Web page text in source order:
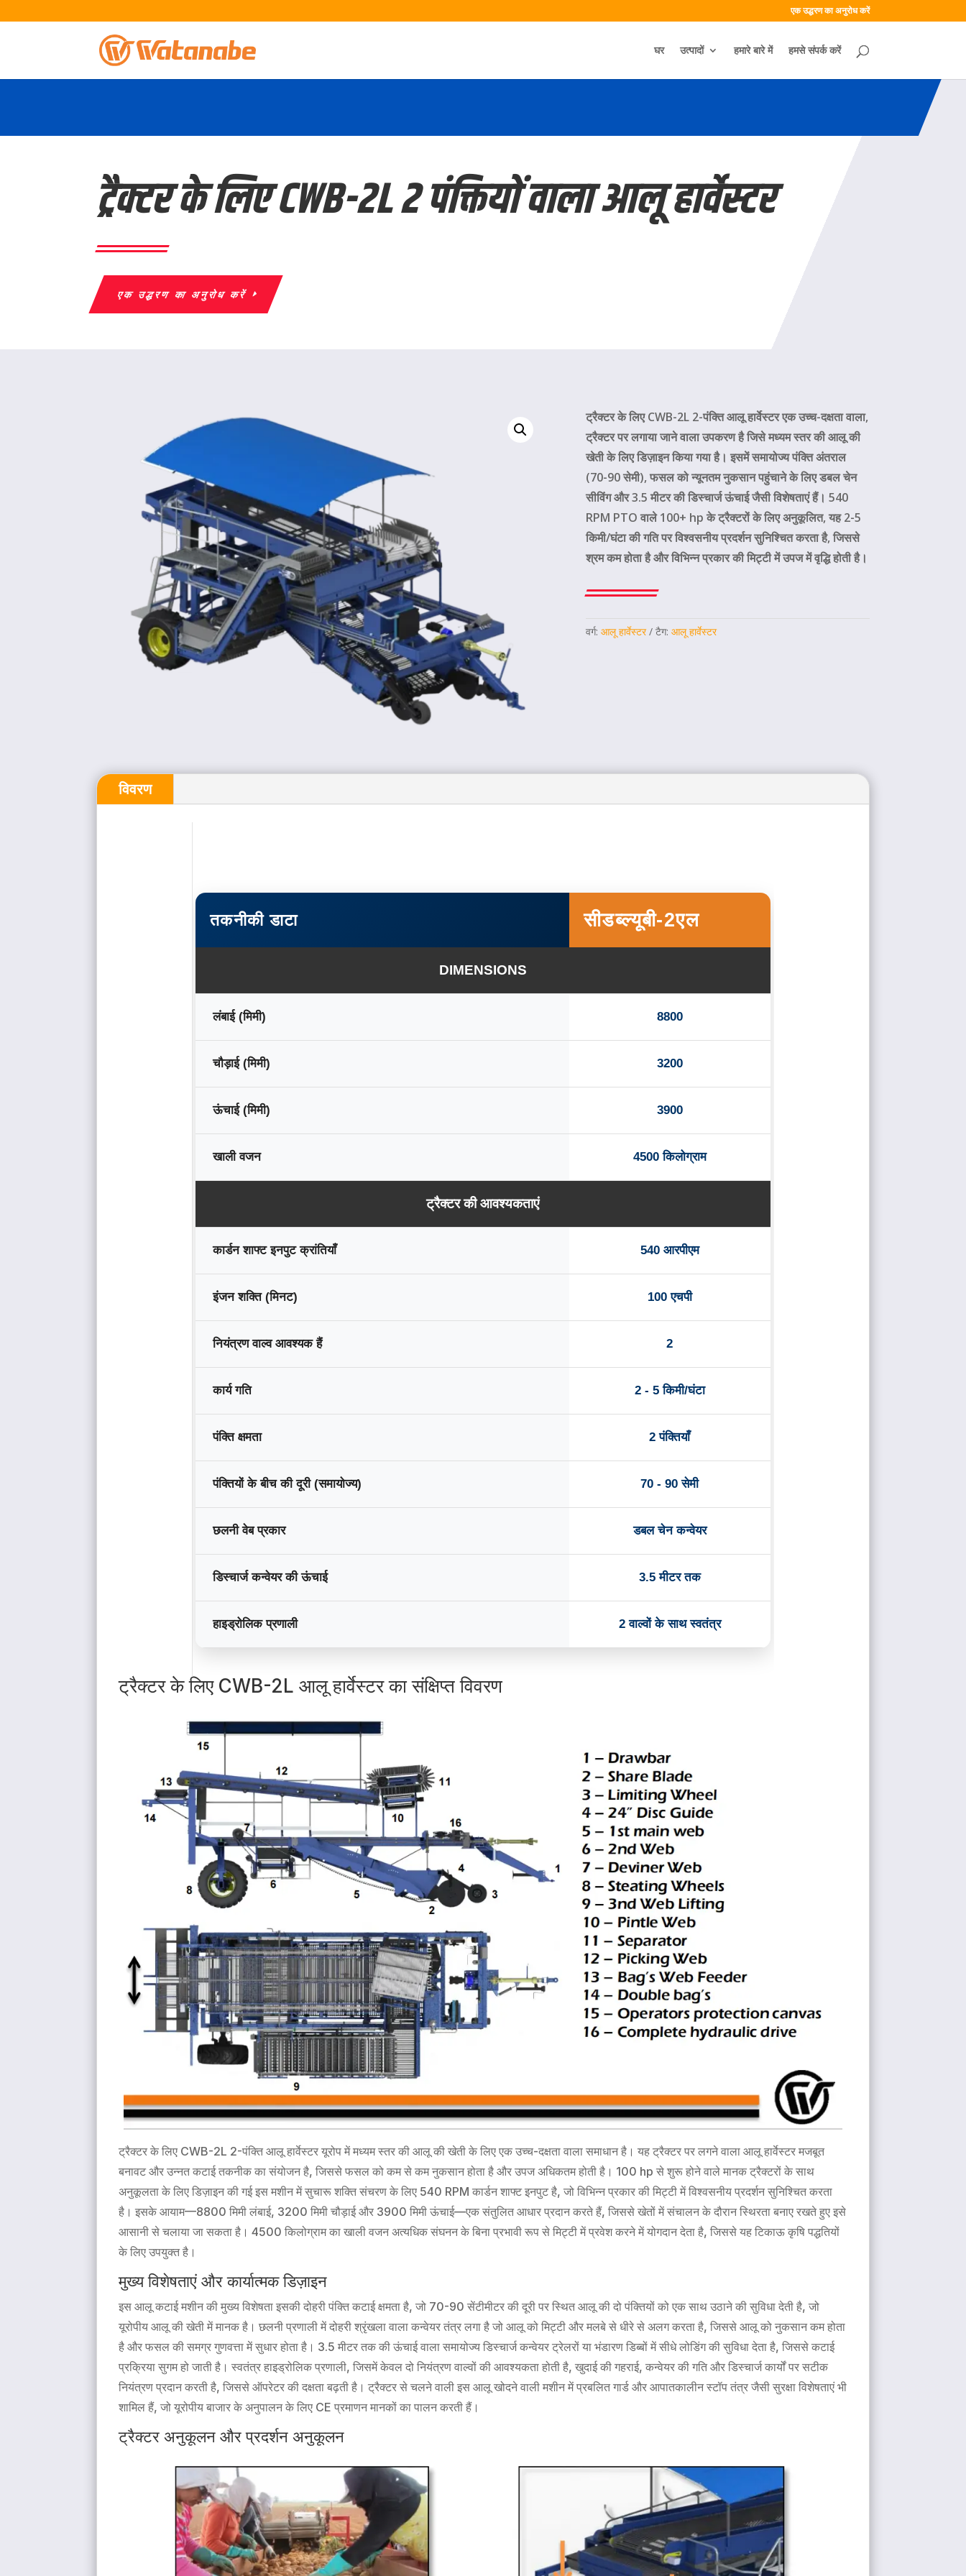
एक उद्धरण का अनुरोध करें
घर उत्पादों हमारे बारे में हमसे संपर्क करें
ट्रैक्टर के लिए CWB-2L 2 पंक्तियों वाला आलू हार्वेस्टर
एक उद्धरण का अनुरोध करें
ट्रैक्टर के लिए CWB-2L 2-पंक्ति आलू हार्वेस्टर एक उच्च-दक्षता वाला,
ट्रैक्टर पर लगाया जाने वाला उपकरण है जिसे मध्यम स्तर की आलू की
खेती के लिए डिज़ाइन किया गया है। इसमें समायोज्य पंक्ति अंतराल
(70-90 सेमी), फसल को न्यूनतम नुकसान पहुंचाने के लिए डबल चेन
सीविंग और 3.5 मीटर की डिस्चार्ज ऊंचाई जैसी विशेषताएं हैं। 540
RPM PTO वाले 100+ hp के ट्रैक्टरों के लिए अनुकूलित, यह 2-5
किमी/घंटा की गति पर विश्वसनीय प्रदर्शन सुनिश्चित करता है, जिससे
श्रम कम होता है और विभिन्न प्रकार की मिट्टी में उपज में वृद्धि होती है।
वर्ग: आलू हार्वेस्टर टैग: आलू हार्वेस्टर
विवरण
तकनीकी डाटा सीडब्ल्यूबी-2एल
DIMENSIONS
लंबाई (मिमी) 8800
चौड़ाई (मिमी) 3200
ऊंचाई (मिमी) 3900
खाली वजन 4500 किलोग्राम
ट्रैक्टर की आवश्यकताएं
कार्डन शाफ्ट इनपुट क्रांतियाँ 540 आरपीएम
इंजन शक्ति (मिनट) 100 एचपी
नियंत्रण वाल्व आवश्यक हैं 2
कार्य गति 2 - 5 किमी/घंटा
पंक्ति क्षमता 2 पंक्तियाँ
पंक्तियों के बीच की दूरी (समायोज्य) 70 - 90 सेमी
छलनी वेब प्रकार डबल चेन कन्वेयर
डिस्चार्ज कन्वेयर की ऊंचाई 3.5 मीटर तक
हाइड्रोलिक प्रणाली 2 वाल्वों के साथ स्वतंत्र
ट्रैक्टर के लिए CWB-2L आलू हार्वेस्टर का संक्षिप्त विवरण
ट्रैक्टर के लिए CWB-2L 2-पंक्ति आलू हार्वेस्टर यूरोप में मध्यम स्तर की आलू की खेती के लिए एक उच्च-दक्षता वाला समाधान है। यह ट्रैक्टर पर लगने वाला आलू हार्वेस्टर मजबूत
बनावट और उन्नत कटाई तकनीक का संयोजन है, जिससे फसल को कम से कम नुकसान होता है और उपज अधिकतम होती है। 100 hp से शुरू होने वाले मानक ट्रैक्टरों के साथ
अनुकूलता के लिए डिज़ाइन की गई इस मशीन में सुचारू शक्ति संचरण के लिए 540 RPM कार्डन शाफ्ट इनपुट है, जो विभिन्न प्रकार की मिट्टी में विश्वसनीय प्रदर्शन सुनिश्चित करता
है। इसके आयाम—8800 मिमी लंबाई, 3200 मिमी चौड़ाई और 3900 मिमी ऊंचाई—एक संतुलित आधार प्रदान करते हैं, जिससे खेतों में संचालन के दौरान स्थिरता बनाए रखते हुए इसे
आसानी से चलाया जा सकता है। 4500 किलोग्राम का खाली वजन अत्यधिक संघनन के बिना प्रभावी रूप से मिट्टी में प्रवेश करने में योगदान देता है, जिससे यह टिकाऊ कृषि पद्धतियों
के लिए उपयुक्त है।
मुख्य विशेषताएं और कार्यात्मक डिज़ाइन
इस आलू कटाई मशीन की मुख्य विशेषता इसकी दोहरी पंक्ति कटाई क्षमता है, जो 70-90 सेंटीमीटर की दूरी पर स्थित आलू की दो पंक्तियों को एक साथ उठाने की सुविधा देती है, जो
यूरोपीय आलू की खेती में मानक है। छलनी प्रणाली में दोहरी श्रृंखला वाला कन्वेयर तंत्र लगा है जो आलू को मिट्टी और मलबे से धीरे से अलग करता है, जिससे आलू को नुकसान कम होता
है और फसल की समग्र गुणवत्ता में सुधार होता है। 3.5 मीटर तक की ऊंचाई वाला समायोज्य डिस्चार्ज कन्वेयर ट्रेलरों या भंडारण डिब्बों में सीधे लोडिंग की सुविधा देता है, जिससे कटाई
प्रक्रिया सुगम हो जाती है। स्वतंत्र हाइड्रोलिक प्रणाली, जिसमें केवल दो नियंत्रण वाल्वों की आवश्यकता होती है, खुदाई की गहराई, कन्वेयर की गति और डिस्चार्ज कार्यों पर सटीक
नियंत्रण प्रदान करती है, जिससे ऑपरेटर की दक्षता बढ़ती है। ट्रैक्टर से चलने वाली इस आलू खोदने वाली मशीन में प्रबलित गार्ड और आपातकालीन स्टॉप तंत्र जैसी सुरक्षा विशेषताएं भी
शामिल हैं, जो यूरोपीय बाजार के अनुपालन के लिए CE प्रमाणन मानकों का पालन करती हैं।
ट्रैक्टर अनुकूलन और प्रदर्शन अनुकूलन